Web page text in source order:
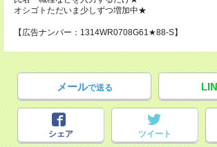
オシゴトただいま少しずつ増加中★
【広告ナンバー：1314WR0708G61★88-S】
メールで送る
シェア ツイート